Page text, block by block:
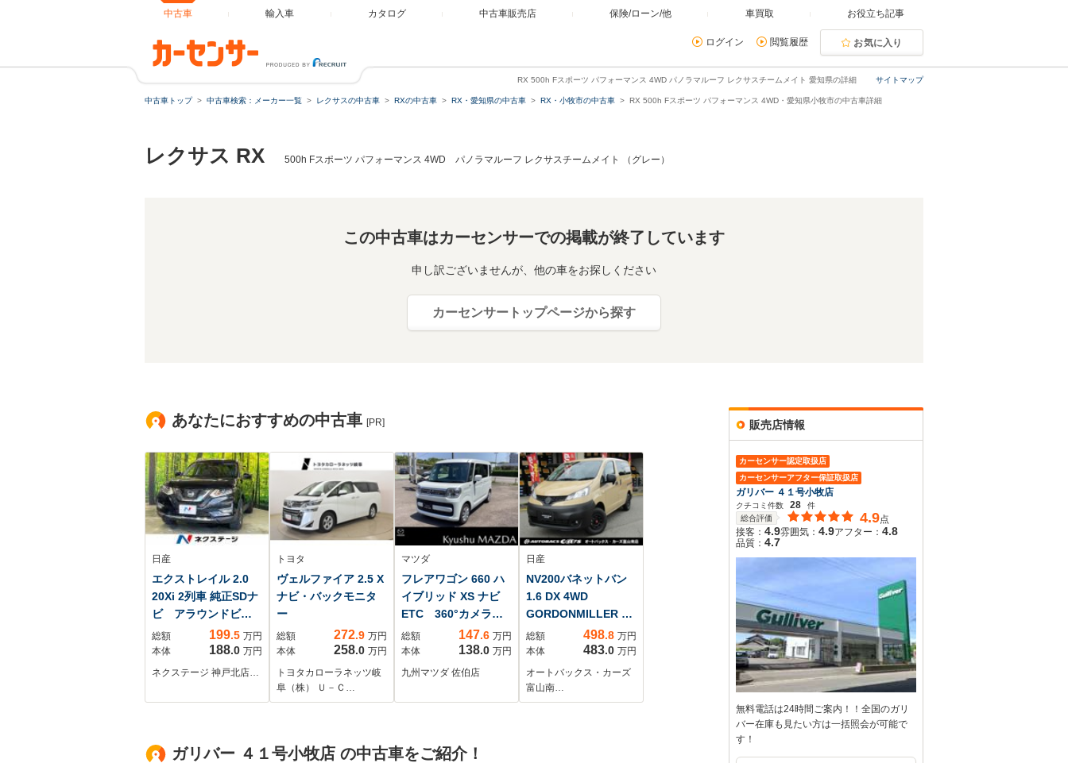
中古車 輸入車 カタログ 中古車販売店 保険/ローン/他 車買取 お役立ち記事
ログイン 閲覧履歴 お気に入り
サイトマップ
RX 500h Fスポーツ パフォーマンス 4WD パノラマルーフ レクサスチームメイト 愛知県の詳細
中古車トップ 中古車検索：メーカー一覧 レクサスの中古車 RXの中古車 RX・愛知県の中古車 RX・小牧市の中古車 RX 500h Fスポーツ パフォーマンス 4WD・愛知県小牧市の中古車詳細
レクサス RX 500h Fスポーツ パフォーマンス 4WD パノラマルーフ レクサスチームメイト （グレー）
この中古車はカーセンサーでの掲載が終了しています
申し訳ございませんが、他の車をお探しください
カーセンサートップページから探す
あなたにおすすめの中古車 [PR]
日産
エクストレイル 2.0
20Xi 2列車 純正SDナ
ビ アラウンドビュ
ーモニター プロパ
イロット インテリ
ジェントルームミラ
ア 前関シートヒー
総額 199.5 万円
本体
188.0 万円
ネクステージ 神戸北店…
トヨタ
ヴェルファイア 2.5 X
ナビ・バックモニタ
ー
総額 272.9 万円
本体
258.0 万円
トヨタカローラネッツ岐
阜（株） Ｕ－Ｃ…
マツダ
フレアワゴン 660 ハ
イブリッド XS ナビ
ETC 360°カメラ
両側電動スライドド
ア
総額 147.6 万円
本体
138.0 万円
九州マツダ 佐伯店
日産
NV200バネットバン
1.6 DX 4WD
GORDONMILLER C-
01 天然木仕上
総額 498.8 万円
本体
483.0 万円
オートバックス・カーズ
富山南…
ガリバー ４１号小牧店 の中古車をご紹介！
販売店情報
カーセンサー認定取扱店
カーセンサーアフター保証取扱店
ガリバー ４１号小牧店
クチコミ件数 28
件
総合評価
4.9点
接客： 4.9雰囲気： 4.9アフター： 4.8
品質： 4.7
無料電話は24時間ご案内！！全国のガリ
バー在庫も見たい方は一括照会が可能で
す！